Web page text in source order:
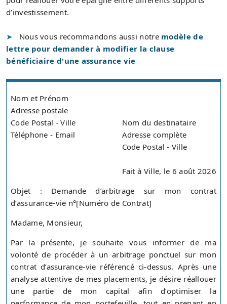
d’investissement.
Nous vous recommandons aussi notre modèle de
lettre pour demander à modifier la clause
bénéficiaire d'une assurance vie
Nom et Prénom
Adresse postale
Code Postal - Ville
Téléphone - Email
Nom du destinataire
Adresse complète
Code Postal - Ville
Fait à Ville, le 6 août 2026
Objet : Demande d’arbitrage sur mon contrat
d’assurance-vie n°[Numéro de Contrat]
Madame, Monsieur,
Par la présente, je souhaite vous informer de ma
volonté de procéder à un arbitrage ponctuel sur mon
contrat d’assurance-vie référencé ci-dessus. Après une
analyse attentive de mes placements, je désire réallouer
une partie de mon capital afin d’optimiser la